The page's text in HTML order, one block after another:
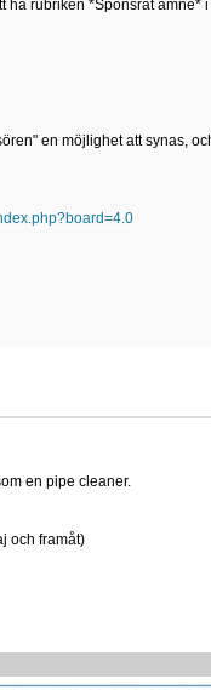
rubriken *Sponsrat
en möjlighet att synas,
en pipe cleaner.
och framåt)